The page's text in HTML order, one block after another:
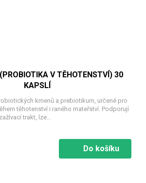
V TĚHOTENSTVÍ) 30
KAPSLÍ
kmenů a prebiotikum, určené pro
těhotenství i raného mateřství. Podporují
trakt, lze...
Do košíku